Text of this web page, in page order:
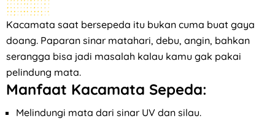
Kacamata saat bersepeda itu bukan cuma buat gaya
doang. Paparan sinar matahari, debu, angin, bahkan
serangga bisa jadi masalah kalau kamu gak pakai
pelindung mata.
Manfaat Kacamata Sepeda:
Melindungi mata dari sinar UV dan silau.